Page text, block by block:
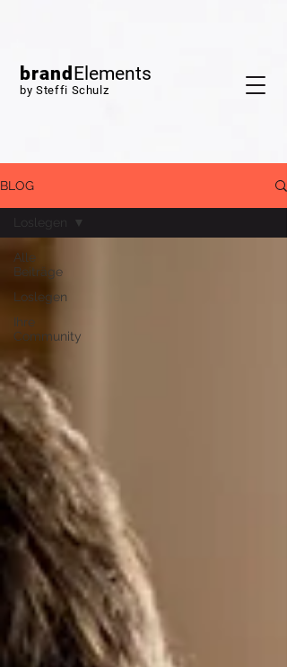
brand Elements
by Steffi Schulz
BLOG
Alle
Beiträge
Loslegen
Ihre
Community
Loslegen